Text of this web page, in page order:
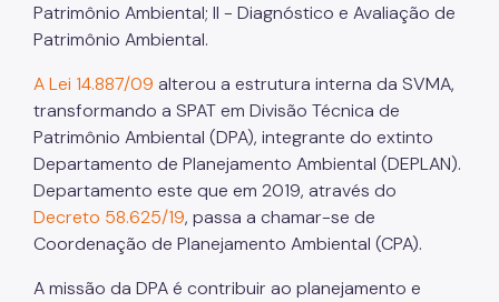
Arborização Urbana
Serviços Ambientais
Educação Ambiental
Programas
Patrimônio Ambiental; II - Diagnóstico e Avaliação de
Patrimônio Ambiental.
A Lei 14.887/09 alterou a estrutura interna da SVMA,
transformando a SPAT em Divisão Técnica de
Patrimônio Ambiental (DPA), integrante do extinto
Departamento de Planejamento Ambiental (DEPLAN).
Departamento este que em 2019, através do
Decreto 58.625/19, passa a chamar-se de
Coordenação de Planejamento Ambiental (CPA).
A missão da DPA é contribuir ao planejamento e